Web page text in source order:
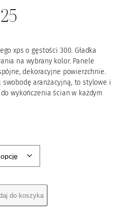
xps o gęstości 300. Gładka
na wybrany kolor. Panele
dekoracyjne powierzchnie.
swobodę aranżacyjną, to stylowe i
wykończenia ścian w każdym
do koszyka